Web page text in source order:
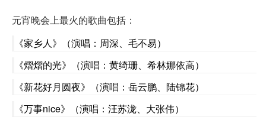
元宵晚会上最火的歌曲包括：
《家乡人》（演唱：周深、毛不易）
《熠熠的光》（演唱：黄绮珊、希林娜依高）
《新花好月圆夜》（演唱：岳云鹏、陆锦花）
《万事nice》（演唱：汪苏泷、大张伟）